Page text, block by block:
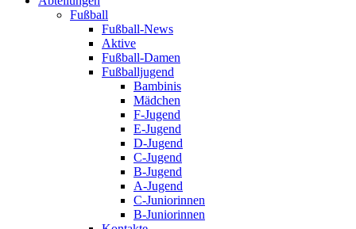
Fußball
Fußball-News
Aktive
Fußball-Damen
Fußballjugend
Bambinis
Mädchen
F-Jugend
E-Jugend
D-Jugend
C-Jugend
B-Jugend
A-Jugend
C-Juniorinnen
B-Juniorinnen